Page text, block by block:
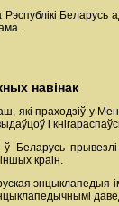
навінак
які праходзіў у
і
Беларусь прывезлі
краін.
энцыклапедыя